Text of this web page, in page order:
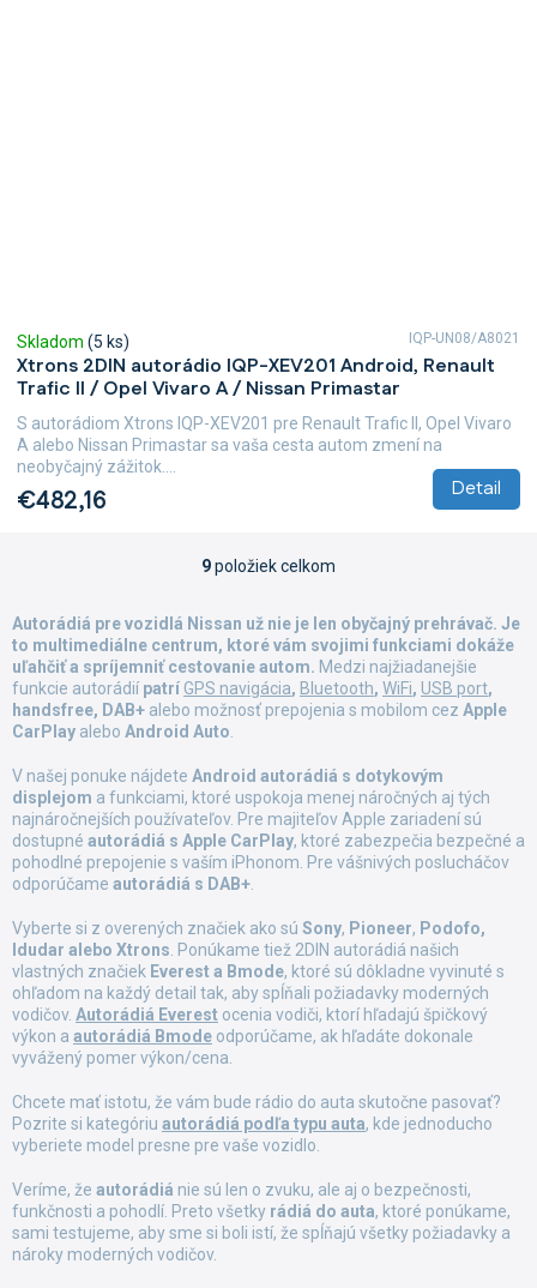
Xtrons 2DIN autorádio IQP-XEV201 Android, Renault
Trafic II / Opel Vivaro A / Nissan Primastar
Skladom (5 ks)
€482,16 Detail
S autorádiom Xtrons IQP-XEV201 pre Renault Trafic II, Opel Vivaro
A alebo Nissan Primastar sa vaša cesta autom zmení na
neobyčajný zážitok....
IQP-UN08/A8021
O
l
á
d
a
c
p
r
v
k
y
ý
p
i
s
u
9položiek celkom
Autorádiá pre vozidlá Nissan už nie je len obyčajný prehrávač. Je
to multimediálne centrum, ktoré vám svojimi funkciami dokáže
uľahčiť a spríjemniť cestovanie autom. Medzi najžiadanejšie
funkcie autorádií patrí GPS navigácia, Bluetooth, WiFi, USB port,
handsfree, DAB+ alebo možnosť prepojenia s mobilom cez Apple
CarPlay alebo Android Auto
V našej ponuke nájdete Android autorádiá s dotykovým
displejom a funkciami, ktoré uspokoja menej náročných aj tých
najnáročnejších používateľov. Pre majiteľov Apple zariadení sú
dostupné autorádiá s Apple CarPlay, ktoré zabezpečia bezpečné a
pohodlné prepojenie s vaším iPhonom. Pre vášnivých poslucháčov
odporúčame autorádiá s DAB+
Vyberte si z overených značiek ako sú Sony, Pioneer, Podofo,
Idudar alebo Xtrons . Ponúkame tiež 2DIN autorádiá našich
vlastných značiek Everest a Bmode, ktoré sú dôkladne vyvinuté s
ohľadom na každý detail tak, aby spĺňali požiadavky moderných
vodičov. Autorádiá Everest ocenia vodiči, ktorí hľadajú špičkový
výkon a autorádiá Bmode odporúčame, ak hľadáte dokonale
vyvážený pomer výkon/cena.
Chcete mať istotu, že vám bude rádio do auta skutočne pasovať?
Pozrite si kategóriu autorádiá podľa typu auta, kde jednoducho
vyberiete model presne pre vaše vozidlo.
Veríme, že autorádiá nie sú len o zvuku, ale aj o bezpečnosti,
funkčnosti a pohodlí. Preto všetky rádiá do auta, ktoré ponúkame,
sami testujeme, aby sme si boli istí, že spĺňajú všetky požiadavky a
nároky moderných vodičov.